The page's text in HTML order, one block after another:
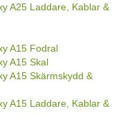
A25 Laddare, Kablar &
A15 Fodral
A15 Skal
A15 Skärmskydd &
A15 Laddare, Kablar &